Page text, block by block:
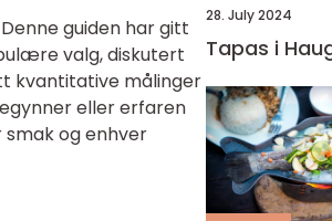
guiden har gitt
valg, diskutert
kvantitative målinger
eller erfaren
og enhver
28. July 2024
Tapas i